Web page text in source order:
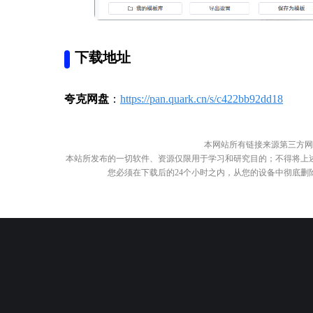
下载地址
夸克网盘 ： https://pan.quark.cn/s/c422bb92dd18
本网站所有链接来源第三方
本站所发布的一切软件、资源仅限用于学习和研究目的；不得将
您必须在下载后的24个小时之内，从您的设备中彻底